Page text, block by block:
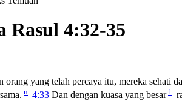
Rasul 4:32-35
orang yang telah percaya itu, mereka sehati
n 4:33 Dan dengan kuasa yang besar 1